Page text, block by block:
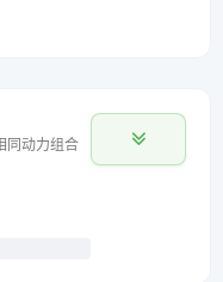
同动力组合